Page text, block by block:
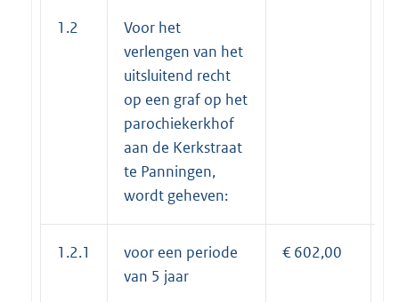
1.2
Voor het
verlengen van het
uitsluitend recht
op een graf op het
parochiekerkhof
aan de Kerkstraat
te Panningen,
wordt geheven:
1.2.1
voor een periode
van 5 jaar
€ 602,00